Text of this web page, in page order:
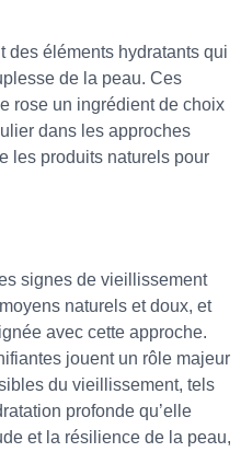
des éléments hydratants qui
de la peau. Ces
rose un ingrédient de choix
dans les approches
les produits naturels pour
signes de vieillissement
naturels et doux, et
avec cette approche.
jouent un rôle majeur
du vieillissement, tels
profonde qu’elle
et la résilience de la peau,